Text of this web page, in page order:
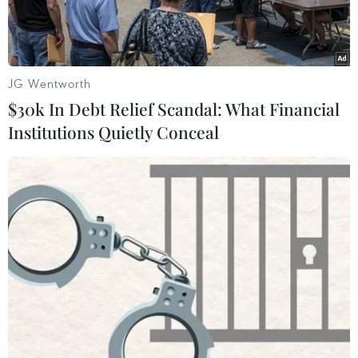
Cầu Rồng, Đà Nẵng. (Ảnh: Trần Lê Lâm/TTXVN)
Ba đô thị lớn của Việt Nam gồm Hà Nội, Thành
phố Hồ Chí Minh và Đà Nẵng sẽ là một phần
trong mạng lưới các thành phố thông minh
ASEAN theo đề xuất của nước Chủ tịch ASEAN
2018 Singapore.
JG Wentworth
$30k In Debt Relief Scandal: What Financial
Institutions Quietly Conceal